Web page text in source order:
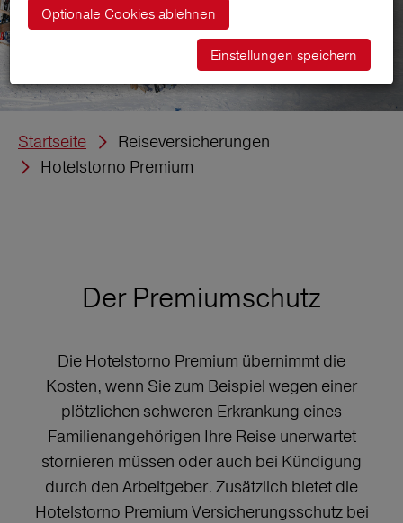
Startseite
Reiseversicherungen
Hotelstorno Premium
Der Premiumschutz
Die Hotelstorno Premium übernimmt die
Kosten, wenn Sie zum Beispiel wegen einer
plötzlichen schweren Erkrankung eines
Familienangehörigen Ihre Reise unerwartet
stornieren müssen oder auch bei Kündigung
durch den Arbeitgeber. Zusätzlich bietet die
Hotelstorno Premium Versicherungsschutz bei
Optionale Cookies ablehnen
Einstellungen speichern